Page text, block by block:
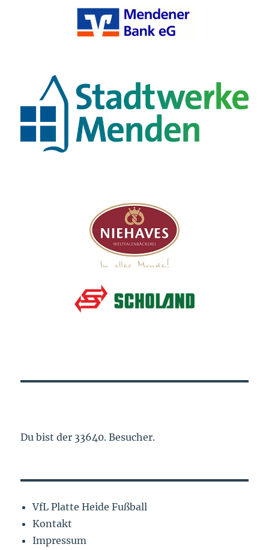
Du bist der 33640. Besucher.
VfL Platte Heide Fußball
Kontakt
Impressum